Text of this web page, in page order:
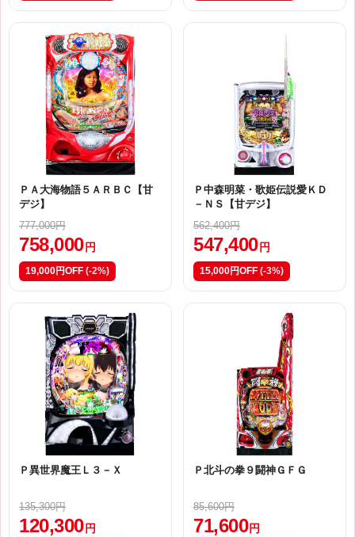
ＰＡ大海物語５ＡＲＢＣ【甘
デジ】
777,000円
758,000 円
19,000円OFF (-2%)
Ｐ中森明菜・歌姫伝説愛ＫＤ
－ＮＳ【甘デジ】
562,400円
547,400 円
15,000円OFF (-3%)
Ｐ異世界魔王Ｌ３－Ｘ
135,300円
120,300 円
Ｐ北斗の拳９闘神ＧＦＧ
85,600円
71,600 円